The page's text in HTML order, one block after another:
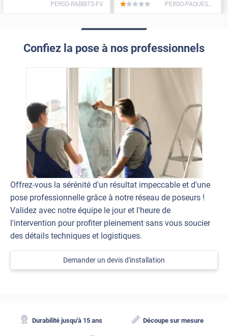
PERSO-RABBITS-FV
*****
PERSO-PAQUES2-FV
Confiez la pose à nos professionnels
Offrez-vous la sérénité d'un résultat impeccable et d'une
pose professionnelle grâce à notre réseau de poseurs !
Validez avec notre équipe le jour et l'heure de
l'intervention pour profiter pleinement sans vous soucier
des détails techniques et logistiques.
Demander un devis d'installation
Durabilité jusqu'à 15 ans Découpe sur mesure